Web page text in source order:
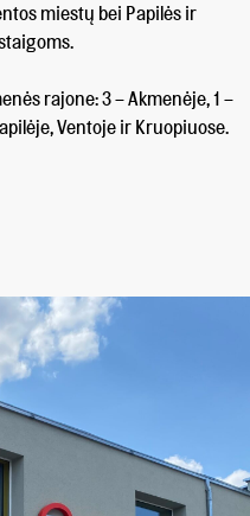
miestų bei Papilės ir
rajone: 3 – Akmenėje, 1 –
Ventoje ir Kruopiuose.